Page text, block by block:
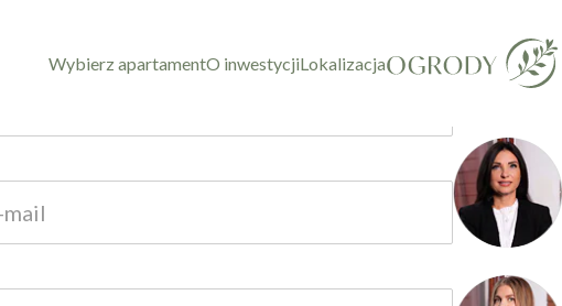
Wybierz apartamentO inwestycjiLokalizacja